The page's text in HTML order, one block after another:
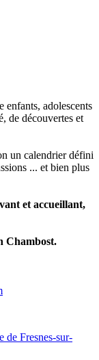
enfants, adolescents
de découvertes et
un calendrier défini
... et bien plus
et accueillant,
Chambost.